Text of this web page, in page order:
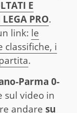
E
PRO.
link: le
i
.
Parma 0-
sul video in
andare su